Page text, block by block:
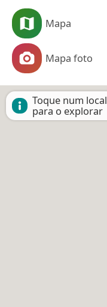
Mapa
Mapa foto
Toque num local
para o explorar